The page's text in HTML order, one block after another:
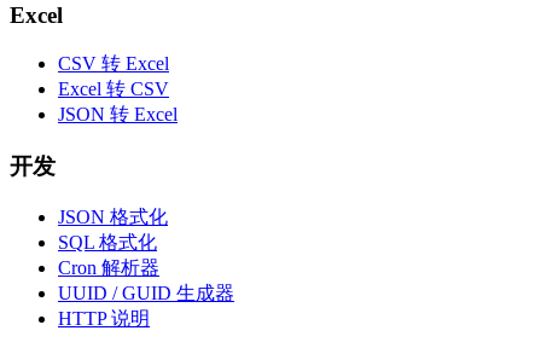
Excel
CSV 转 Excel
Excel 转 CSV
JSON 转 Excel
开发
JSON 格式化
SQL 格式化
Cron 解析器
UUID / GUID 生成器
HTTP 说明